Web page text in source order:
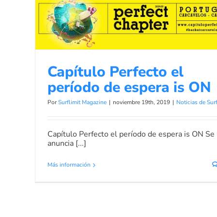
Capítulo Perfecto el
período de espera is ON
PorSurflimit Magazine | noviembre 19th, 2019 | Noticias de Surf
Capítulo Perfecto el período de espera is ON Se
anuncia [...]
Más información